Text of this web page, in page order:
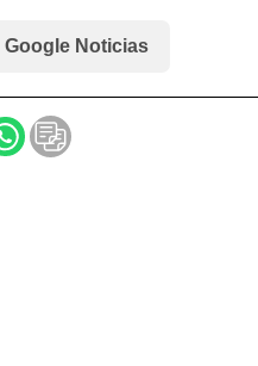
Google Noticias